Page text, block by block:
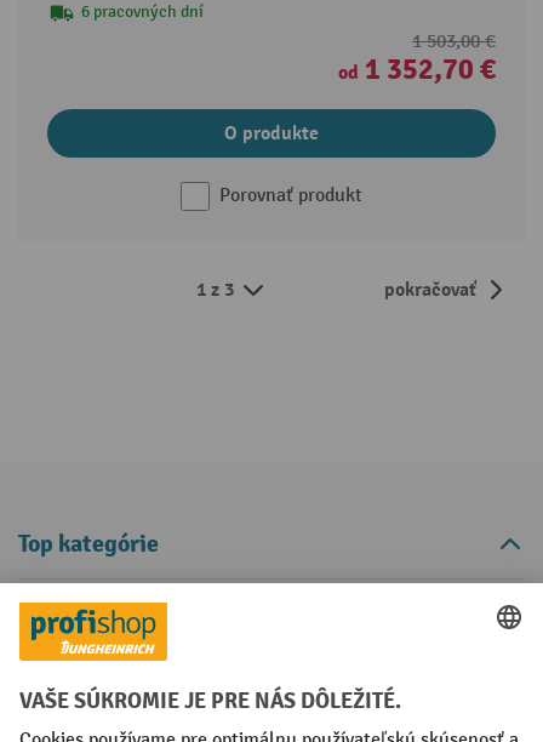
6 pracovných dní
1 503,00 €
od 1 352,70 €
O produkte
Porovnať produkt
1 z 3 pokračovať
Top kategórie
Informácie
Servis